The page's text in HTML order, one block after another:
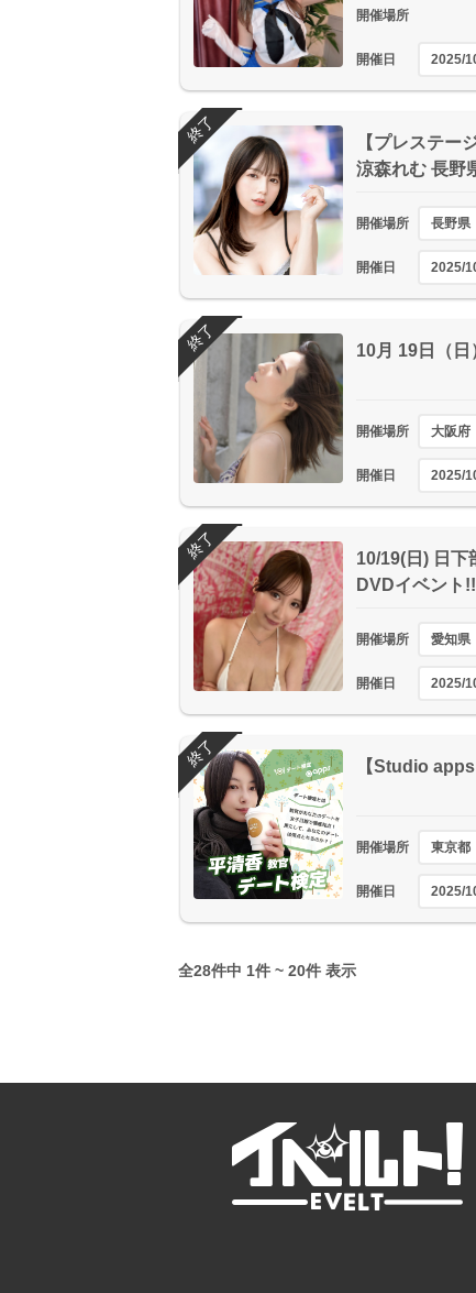
開催場所
開催日 2025/
【プレステー
涼森れむ 長野
開催場所 長野県
開催日 2025/
終了
10月 19日（
開催場所 大阪府
開催日 2025/
終了
10/19(日) 日下
DVDイベント!!
開催場所 愛知県
開催日 2025/
終了
【Studio
開催場所 東京都
開催日 2025/
終了
全28件中 1件 ~ 20件 表示